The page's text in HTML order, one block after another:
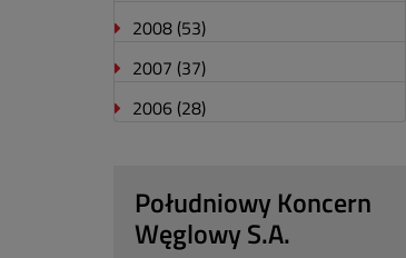
2008 (53)
2007 (37)
2006 (28)
Południowy Koncern
Węglowy S.A.